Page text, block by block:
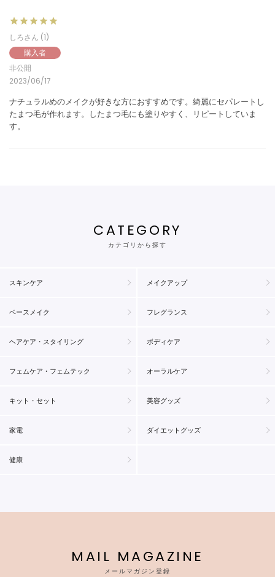
しろ
1
購入者
非公開
2023/06/17
ナチュラルめのメイクが好きな方におすすめです。綺麗にセパレートし
たまつ毛が作れます。したまつ毛にも塗りやすく、リピートしていま
す。
CATEGORY
カテゴリから探す
スキンケア メイクアップ
ベースメイク フレグランス
ヘアケア・スタイリング ボディケア
フェムケア・フェムテック オーラルケア
キット・セット 美容グッズ
家電 ダイエットグッズ
健康
MAIL MAGAZINE
メールマガジン登録